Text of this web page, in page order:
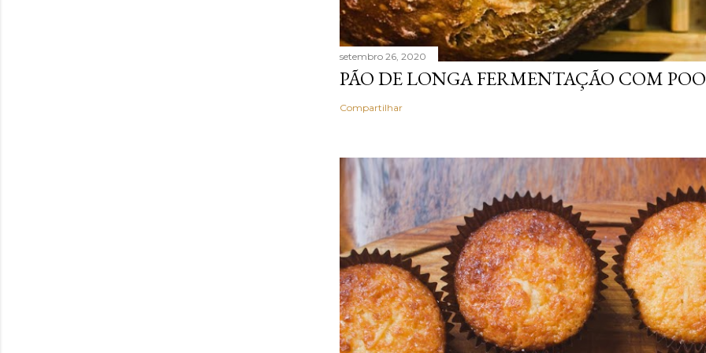
setembro 26, 2020
PÃO DE LONGA FERMENTAÇÃO COM
Compartilhar